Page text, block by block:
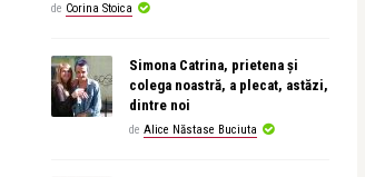
de Corina Stoica
Simona Catrina, prietena și
colega noastră, a plecat, astăzi,
dintre noi
de Alice Năstase Buciuta